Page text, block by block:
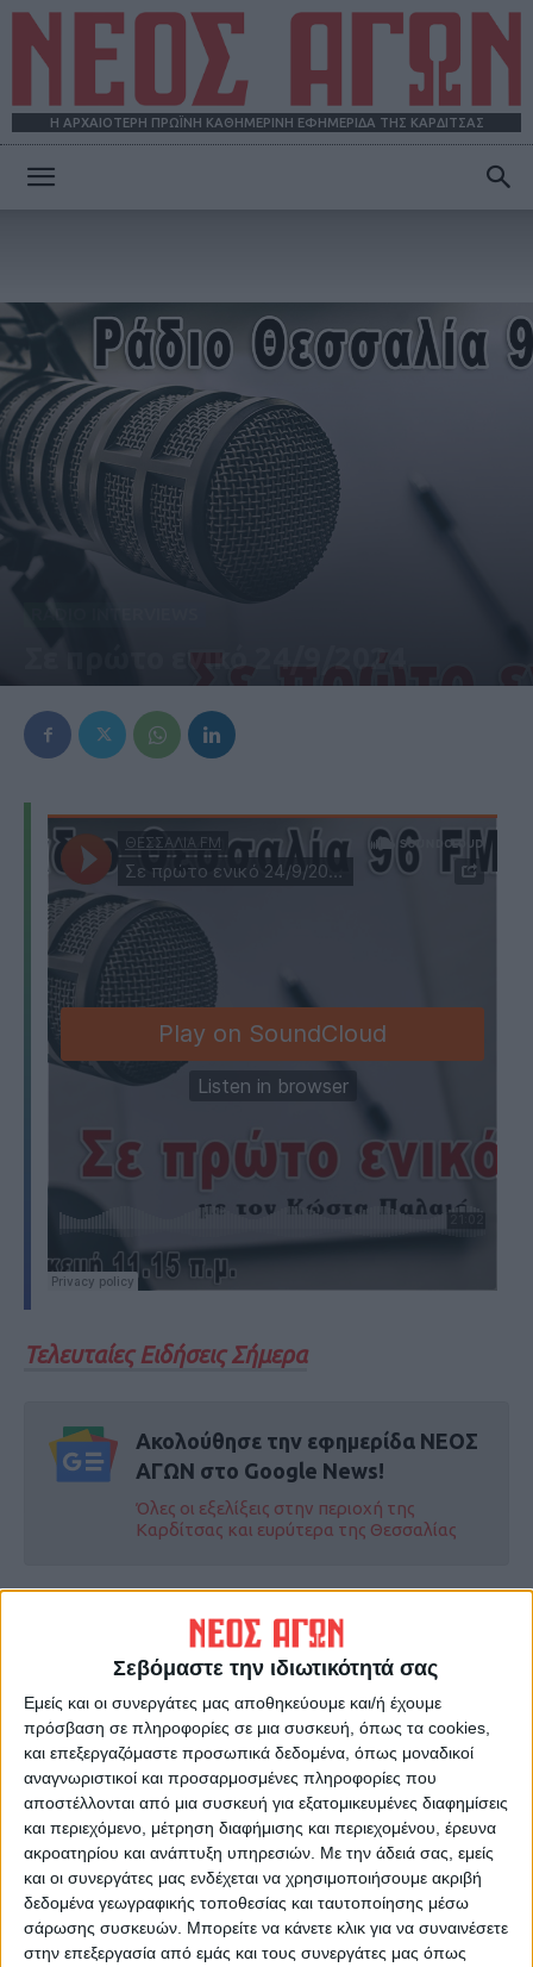
Σεβόμαστε την ιδιωτικότητά σας
Εμείς και οι συνεργάτες μας αποθηκεύουμε και/ή έχουμε
πρόσβαση σε πληροφορίες σε μια συσκευή, όπως τα cookies,
και επεξεργαζόμαστε προσωπικά δεδομένα, όπως μοναδικοί
αναγνωριστικοί και προσαρμοσμένες πληροφορίες που
αποστέλλονται από μια συσκευή για εξατομικευμένες διαφημίσεις
και περιεχόμενο, μέτρηση διαφήμισης και περιεχομένου, έρευνα
ακροατηρίου και ανάπτυξη υπηρεσιών. Με την άδειά σας, εμείς
και οι συνεργάτες μας ενδέχεται να χρησιμοποιήσουμε ακριβή
δεδομένα γεωγραφικής τοποθεσίας και ταυτοποίησης μέσω
σάρωσης συσκευών. Μπορείτε να κάνετε κλικ για να συναινέσετε
στην επεξεργασία από εμάς και τους συνεργάτες μας όπως
Η ΑΡΧΑΙΟΤΕΡΗ ΠΡΩΪΝΗ ΚΑΘΗΜΕΡΙΝΗ ΕΦΗΜΕΡΙΔΑ ΤΗΣ ΚΑΡΔΙΤΣΑΣ
Σε πρώτο ενικό 24/9/2024
Τελευταίες Ειδήσεις Σήμερα
Ακολούθησε την εφημερίδα ΝΕΟΣ
ΑΓΩΝ στο Google News!
Όλες οι εξελίξεις στην περιοχή της
Καρδίτσας και ευρύτερα της Θεσσαλίας
Δύο δεσμευτικές προσφορές
για τα δίκτυα Υπέρειας-
Καιρός: Μετά το καλοκαιρινό
Σαββατοκύριακο πέφτει η
Κολυδάς
ΝΕΟΣ ΑΓΩΝ